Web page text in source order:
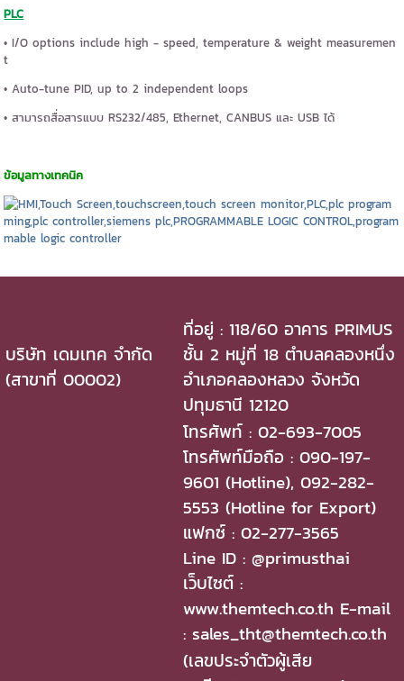
PLC
• I/O options include high - speed, temperature & weight measuremen
t
• Auto-tune PID, up to 2 independent loops
• สามารถสื่อสารแบบ RS232/485, Ethernet, CANBUS และ USB ได้
ข้อมูลทางเทคนิค
บริษัท เดมเทค จำกัด
(สาขาที่ 00002)
ที่อยู่ : 118/60 อาคาร PRIMUS
ชั้น 2 หมู่ที่ 18 ตำบลคลองหนึ่ง
อำเภอคลองหลวง จังหวัด
ปทุมธานี 12120
โทรศัพท์ : 02-693-7005
โทรศัพท์มือถือ : 090-197-
9601 (Hotline), 092-282-
5553 (Hotline for Export)
แฟกซ์ : 02-277-3565
Line ID : @primusthai
เว็บไซต์ :
www.themtech.co.th E-mail
: sales_tht@themtech.co.th
(เลขประจำตัวผู้เสีย